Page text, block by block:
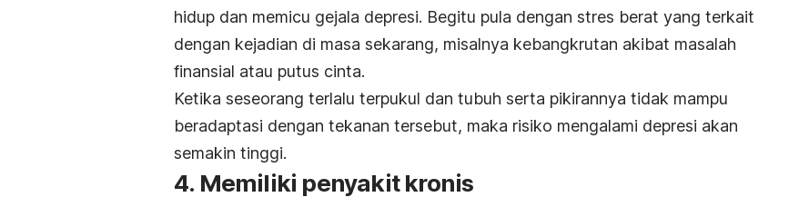
hidup dan memicu gejala depresi. Begitu pula dengan stres berat yang terkait
dengan kejadian di masa sekarang, misalnya kebangkrutan akibat masalah
finansial atau putus cinta.
Ketika seseorang terlalu terpukul dan tubuh serta pikirannya tidak mampu
beradaptasi dengan tekanan tersebut, maka risiko mengalami depresi akan
semakin tinggi.
4. Memiliki penyakit kronis